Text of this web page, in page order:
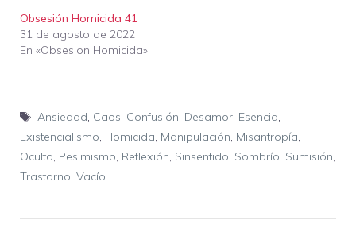
Obsesión Homicida 41
31 de agosto de 2022
En «Obsesion Homicida»
Etiquetas
Ansiedad, Caos, Confusión, Desamor, Esencia,
Existencialismo, Homicida, Manipulación, Misantropía,
Oculto, Pesimismo, Reflexión, Sinsentido, Sombrío, Sumisión,
Trastorno, Vacío